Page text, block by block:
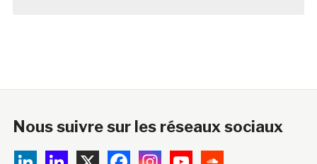
Nous suivre sur les réseaux sociaux